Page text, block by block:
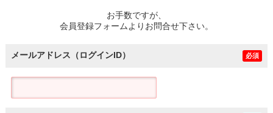
お手数ですが、
会員登録フォームよりお問合せ下さい。
メールアドレス（ログインID） 必須